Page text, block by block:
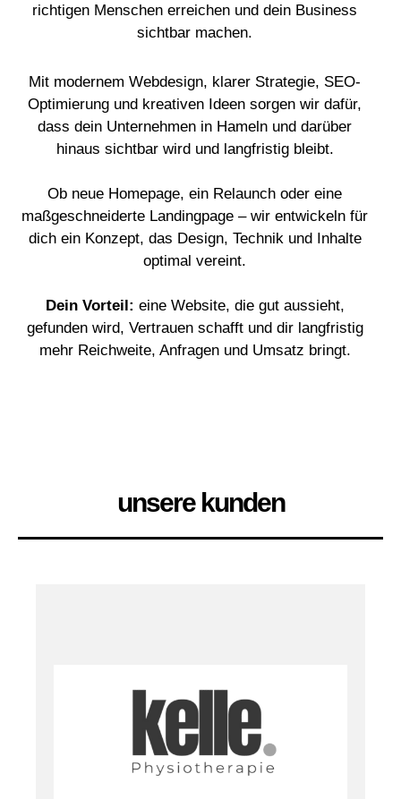
richtigen Menschen erreichen und dein Business
sichtbar machen.
Mit modernem Webdesign, klarer Strategie, SEO-
Optimierung und kreativen Ideen sorgen wir dafür,
dass dein Unternehmen in Hameln und darüber
hinaus sichtbar wird und langfristig bleibt.
Ob neue Homepage, ein Relaunch oder eine
maßgeschneiderte Landingpage – wir entwickeln für
dich ein Konzept, das Design, Technik und Inhalte
optimal vereint.
Dein Vorteil: eine Website, die gut aussieht,
gefunden wird, Vertrauen schafft und dir langfristig
mehr Reichweite, Anfragen und Umsatz bringt.
unsere kunden